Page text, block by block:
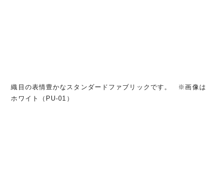
織目の表情豊かなスタンダードファブリックです。 ※画像は
ホワイト（PU-01）